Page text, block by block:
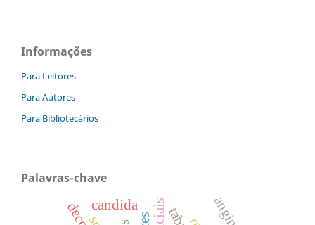
Informações
Para Leitores
Para Autores
Para Bibliotecários
Palavras-chave
candida